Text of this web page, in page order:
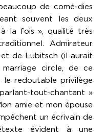
de comé-dies
souvent les deux
la fois », qualité très
Admirateur
et de Lubitsch (il aurait
circle, de ce
le redoutable privilège
tout-chantant »
amie et mon épouse
un écrivain de
évident à une